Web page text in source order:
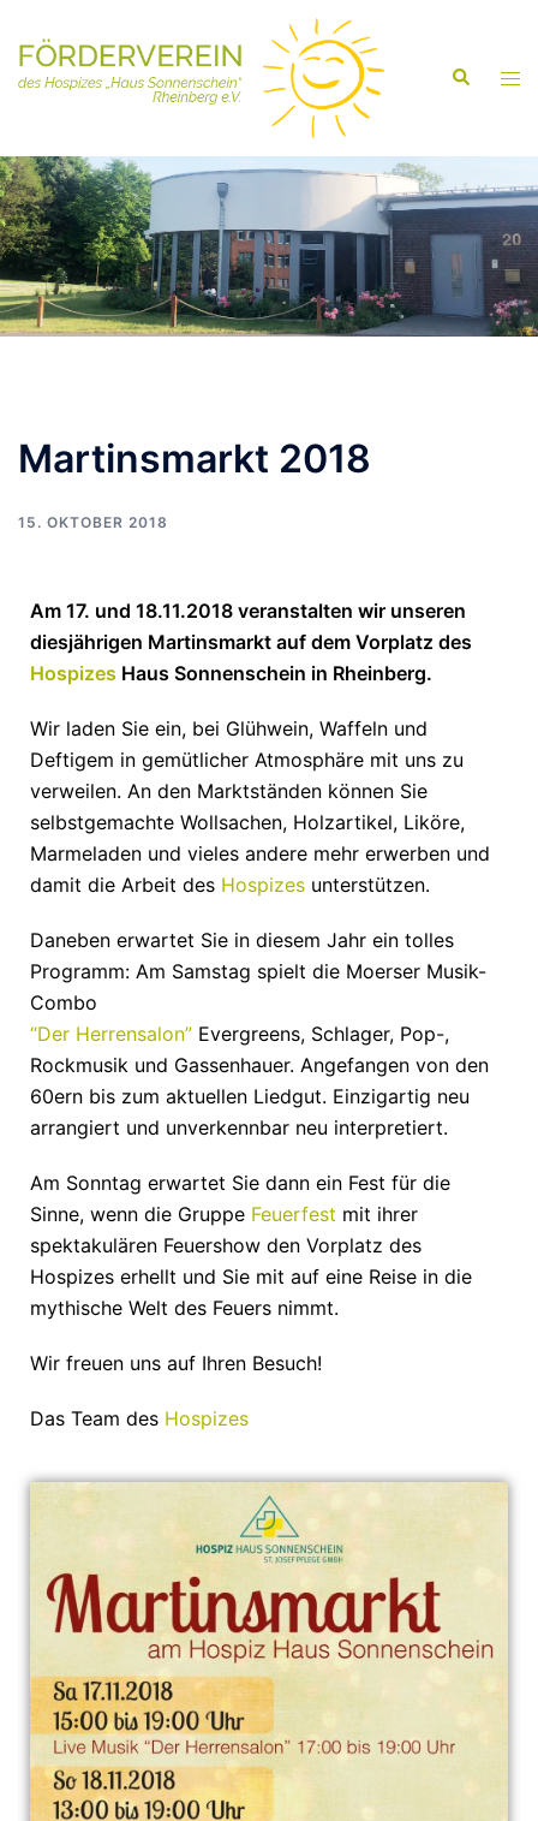
Martinsmarkt 2018
15. OKTOBER 2018
Am 17. und 18.11.2018 veranstalten wir unseren
diesjährigen Martinsmarkt auf dem Vorplatz des
Hospizes Haus Sonnenschein in Rheinberg.
Wir laden Sie ein, bei Glühwein, Waffeln und
Deftigem in gemütlicher Atmosphäre mit uns zu
verweilen. An den Marktständen können Sie
selbstgemachte Wollsachen, Holzartikel, Liköre,
Marmeladen und vieles andere mehr erwerben und
damit die Arbeit des Hospizes unterstützen.
Daneben erwartet Sie in diesem Jahr ein tolles
Programm: Am Samstag spielt die Moerser Musik-
Combo
“Der Herrensalon” Evergreens, Schlager, Pop-,
Rockmusik und Gassenhauer. Angefangen von den
60ern bis zum aktuellen Liedgut. Einzigartig neu
arrangiert und unverkennbar neu interpretiert.
Am Sonntag erwartet Sie dann ein Fest für die
Sinne, wenn die Gruppe Feuerfest mit ihrer
spektakulären Feuershow den Vorplatz des
Hospizes erhellt und Sie mit auf eine Reise in die
mythische Welt des Feuers nimmt.
Wir freuen uns auf Ihren Besuch!
Das Team des Hospizes